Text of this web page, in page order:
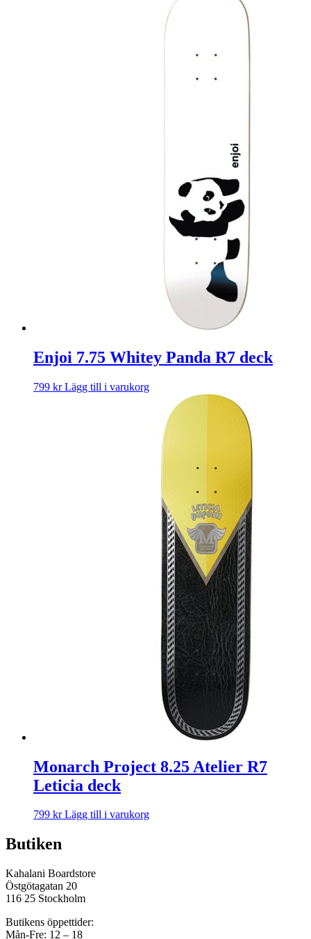
Enjoi 7.75 Whitey Panda R7 deck
799 kr Lägg till i varukorg
Monarch Project 8.25 Atelier R7
Leticia deck
799 kr Lägg till i varukorg
Butiken
Kahalani Boardstore
Östgötagatan 20
116 25 Stockholm
Butikens öppettider:
Mån-Fre: 12 – 18